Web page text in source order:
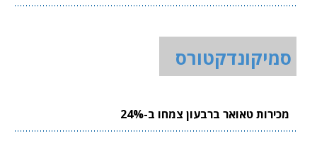
סמיקונדקטורס
מכירות טאואר ברבעון צמחו ב-24%